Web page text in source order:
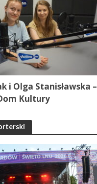
i Olga Stanisławska –
Kultury